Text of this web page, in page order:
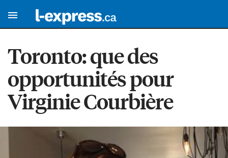
Toronto: que des
opportunités pour
Virginie Courbière